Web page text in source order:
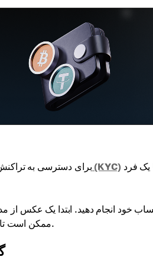
برای دسترسی به فرآیند تایید هویت (KYC)
خود انجام دهید. ابتدا یک عکس
ممکن است تا 24 ساعت طول بکشد، بسته به سیاست‌های پلتفرم.